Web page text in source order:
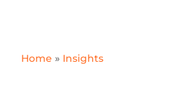
Home » Insights